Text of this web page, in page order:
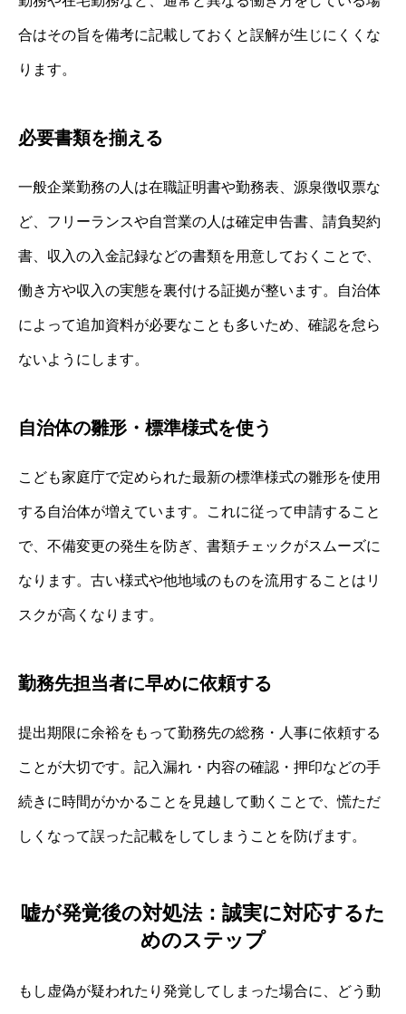
合はその旨を備考に記載しておくと誤解が生じにくくな
ります。
必要書類を揃える
一般企業勤務の人は在職証明書や勤務表、源泉徴収票な
ど、フリーランスや自営業の人は確定申告書、請負契約
書、収入の入金記録などの書類を用意しておくことで、
働き方や収入の実態を裏付ける証拠が整います。自治体
によって追加資料が必要なことも多いため、確認を怠ら
ないようにします。
自治体の雛形・標準様式を使う
こども家庭庁で定められた最新の標準様式の雛形を使用
する自治体が増えています。これに従って申請すること
で、不備変更の発生を防ぎ、書類チェックがスムーズに
なります。古い様式や他地域のものを流用することはリ
スクが高くなります。
勤務先担当者に早めに依頼する
提出期限に余裕をもって勤務先の総務・人事に依頼する
ことが大切です。記入漏れ・内容の確認・押印などの手
続きに時間がかかることを見越して動くことで、慌ただ
しくなって誤った記載をしてしまうことを防げます。
嘘が発覚後の対処法：誠実に対応するた
めのステップ
もし虚偽が疑われたり発覚してしまった場合に、どう動